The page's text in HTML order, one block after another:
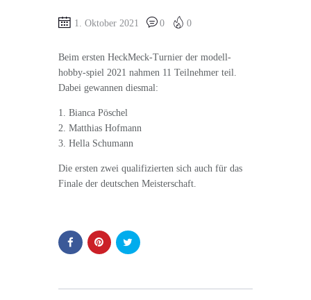
1. Oktober 2021 0 0
Beim ersten HeckMeck-Turnier der modell-
hobby-spiel 2021 nahmen 11 Teilnehmer teil.
Dabei gewannen diesmal:
1. Bianca Pöschel
2. Matthias Hofmann
3. Hella Schumann
Die ersten zwei qualifizierten sich auch für das
Finale der deutschen Meisterschaft.